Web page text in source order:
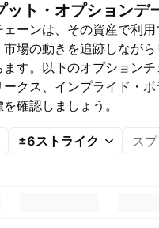
ット・オプションデ
ェーンは、その資産で利
市場の動きを追跡しなが
ます。以下のオプション
クス、インプライド・
確認しましょう。
±6ストライク ス